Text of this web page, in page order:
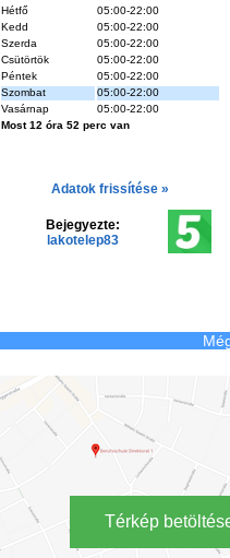
Hétfő
05:00-22:00
Kedd
05:00-22:00
Szerda
05:00-22:00
Csütörtök
05:00-22:00
Péntek
05:00-22:00
Szombat
05:00-22:00
Vasárnap
05:00-22:00
Most 12 óra 52 perc van
Adatok frissítése »
Bejegyezte:
lakotelep83
Térkép